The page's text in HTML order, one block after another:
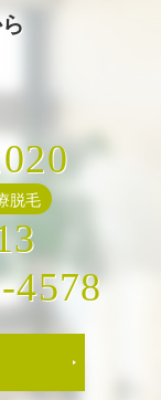
脱毛
4578